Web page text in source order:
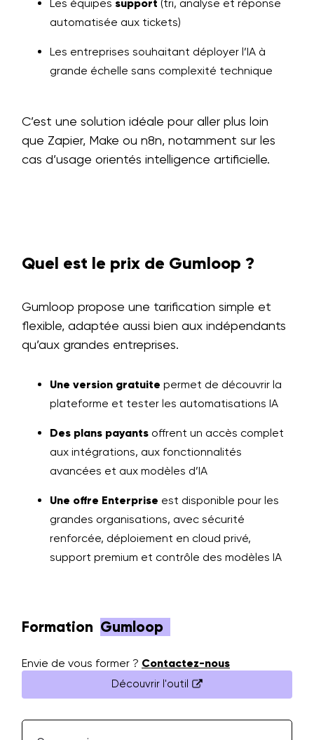
Les équipes support (tri, analyse et réponse
automatisée aux tickets)
Les entreprises souhaitant déployer l’IA à
grande échelle sans complexité technique
C’est une solution idéale pour aller plus loin
que Zapier, Make ou n8n, notamment sur les
cas d’usage orientés intelligence artificielle.
Quel est le prix de Gumloop ?
Gumloop propose une tarification simple et
flexible, adaptée aussi bien aux indépendants
qu’aux grandes entreprises.
Une version gratuite permet de découvrir la
plateforme et tester les automatisations IA
Des plans payants offrent un accès complet
aux intégrations, aux fonctionnalités
avancées et aux modèles d’IA
Une offre Enterprise est disponible pour les
grandes organisations, avec sécurité
renforcée, déploiement en cloud privé,
support premium et contrôle des modèles IA
Formation Gumloop
Envie de vous former ? Contactez-nous
Découvrir l'outil